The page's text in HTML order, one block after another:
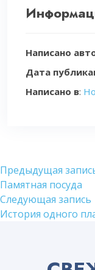
Написано
Дата
Написано в:
Навигация
по
записям
Предыдущая
Памятная посуда
Следующая запись
История одного